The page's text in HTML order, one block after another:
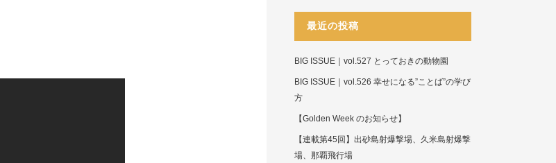
最近の投稿
BIG ISSUE｜vol.527 とっておきの動物園
BIG ISSUE｜vol.526 幸せになる”ことば”の学び
方
【Golden Week のお知らせ】
【連載第45回】出砂島射爆撃場、久米島射爆撃
場、那覇飛行場